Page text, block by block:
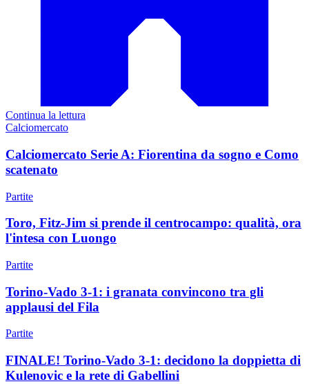
Continua la lettura
Calciomercato
Calciomercato Serie A: Fiorentina da sogno e Como
scatenato
Partite
Toro, Fitz-Jim si prende il centrocampo: qualità, ora
l'intesa con Luongo
Partite
Torino-Vado 3-1: i granata convincono tra gli
applausi del Fila
Partite
FINALE! Torino-Vado 3-1: decidono la doppietta di
Kulenovic e la rete di Gabellini